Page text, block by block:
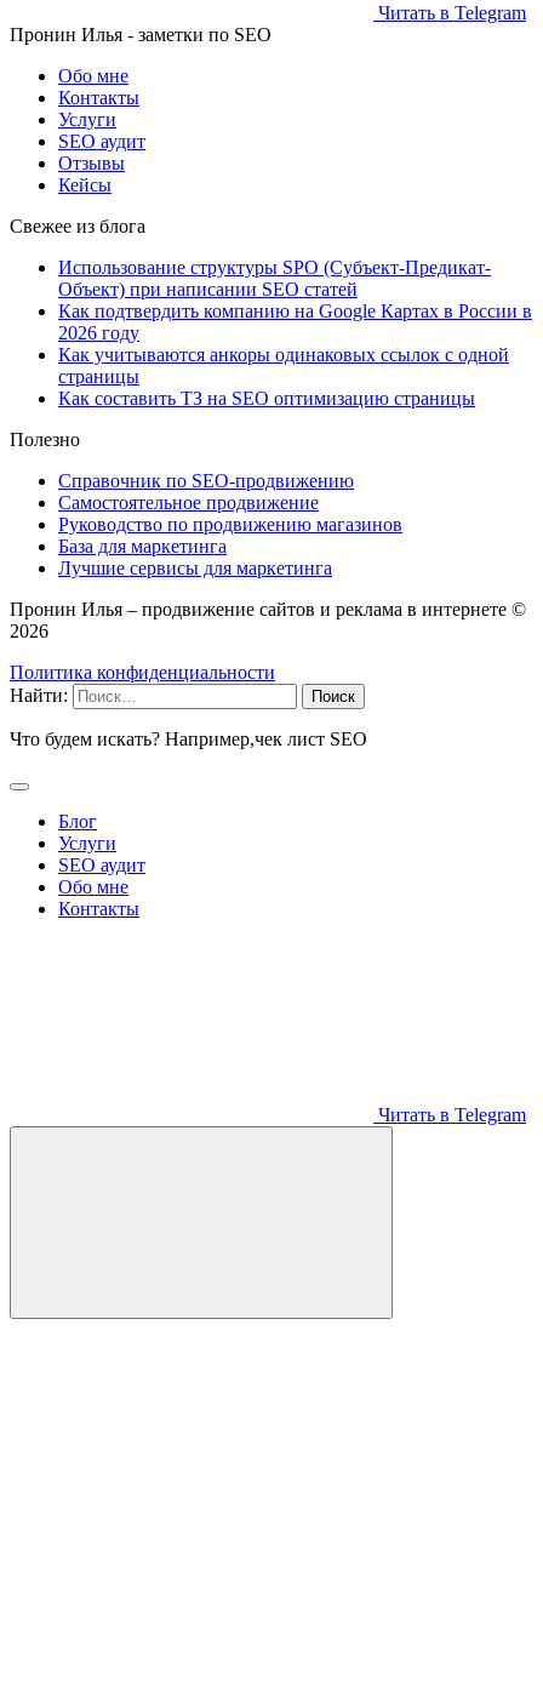
Читать в Telegram
Пронин Илья - заметки по SEO
Обо мне
Контакты
Услуги
SEO аудит
Отзывы
Кейсы
Свежее из блога
Использование структуры SPO (Субъект-Предикат-
Объект) при написании SEO статей
Как подтвердить компанию на Google Картах в России в
2026 году
Как учитываются анкоры одинаковых ссылок с одной
страницы
Как составить ТЗ на SEO оптимизацию страницы
Полезно
Справочник по SEO-продвижению
Самостоятельное продвижение
Руководство по продвижению магазинов
База для маркетинга
Лучшие сервисы для маркетинга
Пронин Илья – продвижение сайтов и реклама в интернете ©
2026
Политика конфиденциальности
Найти:
Что будем искать? Например,чек лист SEO
Блог
Услуги
SEO аудит
Обо мне
Контакты
Читать в Telegram